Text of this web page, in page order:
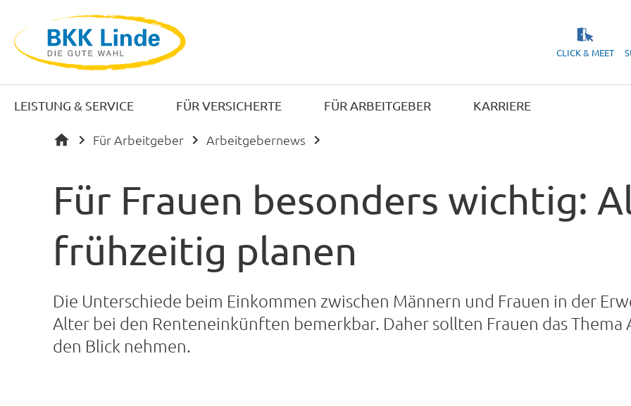
LEISTUNG & SERVICE FÜR VERSICHERTE FÜR ARBEITGEBER KARRIERE
CLICK & MEET
Für Arbeitgeber Arbeitgebernews
Für Frauen besonders wichtig:
frühzeitig planen
Die Unterschiede beim Einkommen zwischen Männern und Frauen in der
Alter bei den Renteneinkünften bemerkbar. Daher sollten Frauen das
den Blick nehmen.